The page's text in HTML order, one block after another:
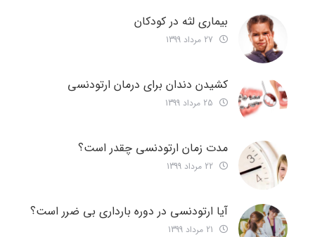
بیماری لثه در کودکان
کشیدن دندان برای درمان ارتودنسی
مدت زمان ارتودنسی چقدر است؟
آیا ارتودنسی در دوره بارداری بی ضرر است؟